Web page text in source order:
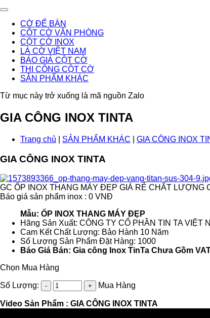
CỜ ĐỂ BÀN
CỘT CỜ VĂN PHÒNG
CỘT CỜ INOX
LÁ CỜ VIỆT NAM
BÁO GIÁ CỘT CỜ
THI CÔNG CỘT CỜ
SẢN PHẨM KHÁC
Từ mục này trở xuống là mã nguồn Zalo
GIA CÔNG INOX TINTA
Trang chủ SẢN PHẨM KHÁC GIA CÔNG INOX
GIA CÔNG INOX TINTA
GC ỐP INOX THANG MÁY ĐẸP GIÁ RẺ CHẤT LƯỢNG
Báo giá sản phẩm inox : 0 VNĐ
Mẫu: ỐP INOX THANG MÁY ĐẸP
Hãng Sản Xuất: CÔNG TY CỔ PHẦN TIN TA VIỆT
Cam Kết Chất Lượng: Bảo Hành 10 Năm
Số Lượng Sản Phẩm Đặt Hàng: 1000
Báo Giá Bán: Gia công Inox TinTa Chưa Gồm
Chọn Mua Hàng
Số Lượng: Mua Hàng
Video Sản Phẩm : GIA CÔNG INOX TINTA